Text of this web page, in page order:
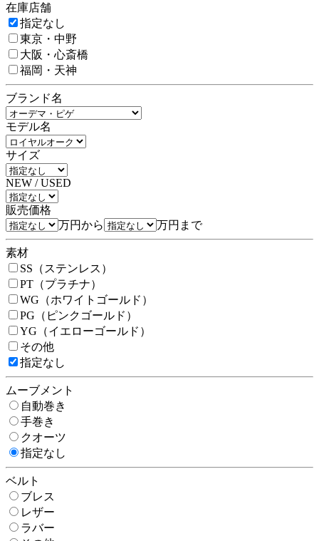
在庫店舗
指定なし
東京・中野
大阪・心斎橋
福岡・天神
ブランド名
モデル名
サイズ
NEW / USED
販売価格
万円から
万円まで
素材
SS（ステンレス）
PT（プラチナ）
WG（ホワイトゴールド）
PG（ピンクゴールド）
YG（イエローゴールド）
その他
指定なし
ムーブメント
自動巻き
手巻き
クオーツ
指定なし
ベルト
ブレス
レザー
ラバー